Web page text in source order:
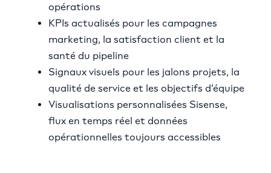
opérations
KPIs actualisés pour les campagnes
marketing, la satisfaction client et la
santé du pipeline
Signaux visuels pour les jalons projets, la
qualité de service et les objectifs d’équipe
Visualisations personnalisées Sisense,
flux en temps réel et données
opérationnelles toujours accessibles